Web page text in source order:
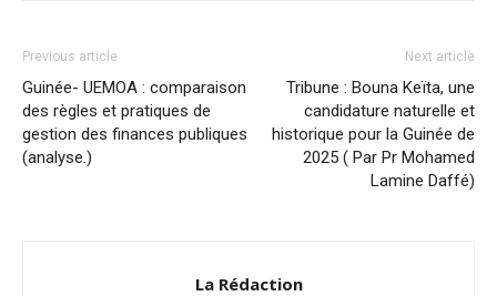
Previous article
Guinée- UEMOA : comparaison
des règles et pratiques de
gestion des finances publiques
(analyse.)
Next article
Tribune : Bouna Keïta, une
candidature naturelle et
historique pour la Guinée de
2025 ( Par Pr Mohamed
Lamine Daffé)
La Rédaction